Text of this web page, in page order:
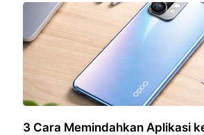
3 Cara Memindahkan Aplikasi